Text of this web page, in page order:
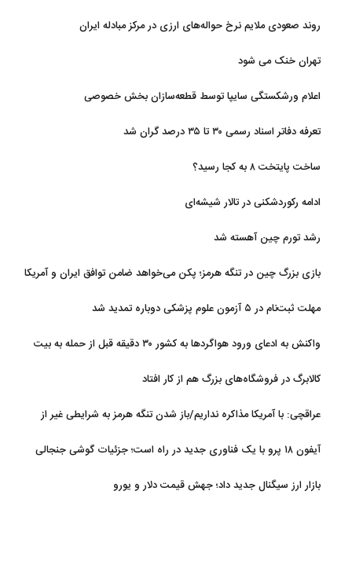
روند صعودی ملایم نرخ حواله‌های ارزی در مرکز مبادله ایران
تهران خنک می شود
اعلام ورشکستگی سایپا توسط قطعه‌سازان بخش خصوصی
تعرفه دفاتر اسناد رسمی ۳۰ تا ۳۵ درصد گران شد
ساخت پایتخت ۸ به کجا رسید؟
ادامه رکوردشکنی در تالار شیشه‌ای
رشد تورم چین آهسته شد
بازی بزرگ چین در تنگه هرمز؛ پکن می‌خواهد ضامن توافق ایران و آمریکا
مهلت ثبت‌نام در ۵ آزمون علوم پزشکی دوباره تمدید شد
واکنش به ادعای ورود هواگردها به کشور ۳۰ دقیقه قبل از حمله به بیت
کالابرگ در فروشگاه‌های بزرگ هم از کار افتاد
عراقچی: با آمریکا مذاکره نداریم/باز شدن تنگه هرمز به شرایطی غیر از
آیفون ۱۸ پرو با یک فناوری جدید در راه است؛ جزئیات گوشی جنجالی
بازار ارز سیگنال جدید داد؛ جهش قیمت دلار و یورو